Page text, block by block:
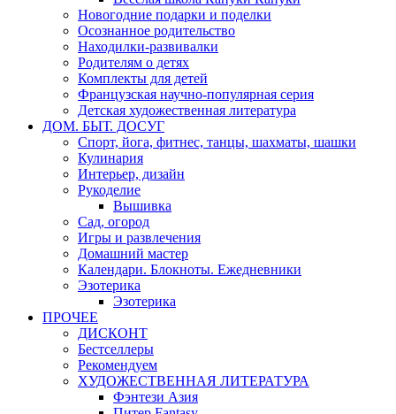
Новогодние подарки и поделки
Осознанное родительство
Находилки-развивалки
Родителям о детях
Комплекты для детей
Французская научно-популярная серия
Детская художественная литература
ДОМ. БЫТ. ДОСУГ
Спорт, йога, фитнес, танцы, шахматы, шашки
Кулинария
Интерьер, дизайн
Рукоделие
Вышивка
Сад, огород
Игры и развлечения
Домашний мастер
Календари. Блокноты. Ежедневники
Эзотерика
Эзотерика
ПРОЧЕЕ
ДИСКОНТ
Бестселлеры
Рекомендуем
ХУДОЖЕСТВЕННАЯ ЛИТЕРАТУРА
Фэнтези Азия